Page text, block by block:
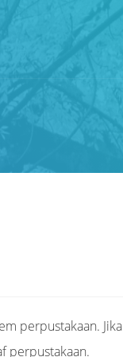
perpustakaan. Jika
perpustakaan.